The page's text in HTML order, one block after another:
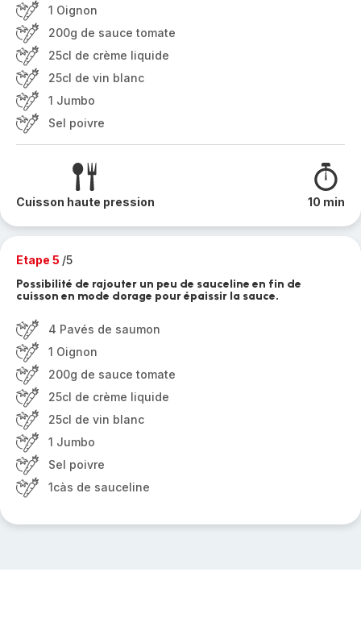
1 Oignon
200g de sauce tomate
25cl de crème liquide
25cl de vin blanc
1 Jumbo
Sel poivre
Cuisson haute pression 10 min
Etape 5 /5
Possibilité de rajouter un peu de sauceline en fin de
cuisson en mode dorage pour épaissir la sauce.
4 Pavés de saumon
1 Oignon
200g de sauce tomate
25cl de crème liquide
25cl de vin blanc
1 Jumbo
Sel poivre
1càs de sauceline